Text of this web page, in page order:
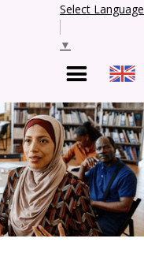
Select Language
▼